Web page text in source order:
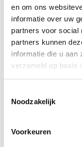
en om ons
informatie over uw
partners voor social
partners kunnen
informatie die u aan
verzameld op basis
Noodzakelijk
Voorkeuren